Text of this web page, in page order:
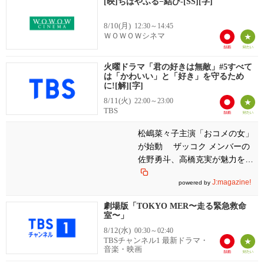
8/10(月) 12:30～14:45
ＷＯＷＯＷシネマ
火曜ドラマ「君の好きは無敵」#5すべて
は「かわいい」と「好き」を守るため
に![解][字]
8/11(火) 22:00～23:00
TBS
松嶋菜々子主演「おコメの女」
が始動 ザッコク メンバーの
佐野勇斗、高橋克実が魅力を語
る
powered by J:magazine!
劇場版「TOKYO MER〜走る緊急救命
室〜」
8/12(水) 00:30～02:40
TBSチャンネル1 最新ドラマ・
音楽・映画